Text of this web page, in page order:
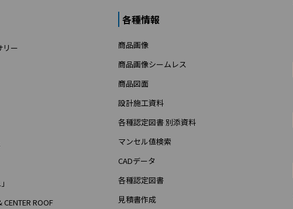
リー
CENTER ROOF
各種情報
商品画像
商品画像シームレス
商品図面
設計施工資料
各種認定図書 別添資料
マンセル値検索
CADデータ
各種認定図書
見積書作成